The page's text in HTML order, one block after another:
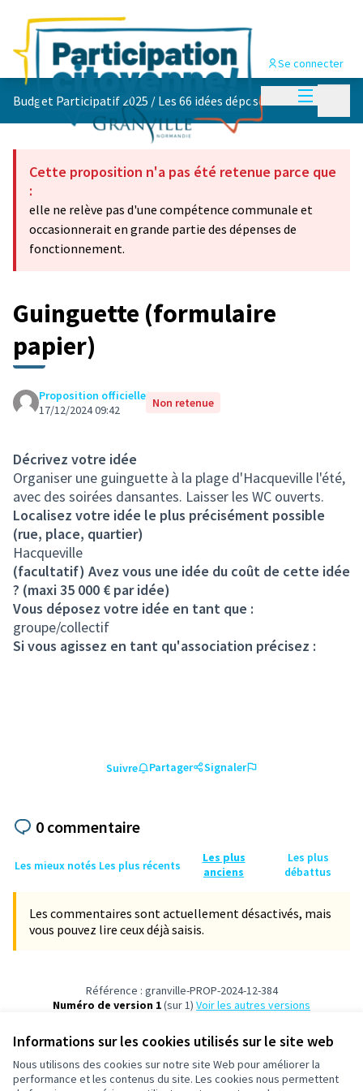
Informations sur les cookies utilisés sur le site web
Nous utilisons des cookies sur notre site Web pour améliorer la
performance et les contenus du site. Les cookies nous permettent
Menu
Se connecter
Budget Participatif 2025 / Les 66 idées déposées 💡
Cette proposition n'a pas été retenue parce que
:
elle ne relève pas d'une compétence communale et
occasionnerait en grande partie des dépenses de
fonctionnement.
Guinguette (formulaire
papier)
Proposition officielle
17/12/2024 09:42
Non retenue
Décrivez votre idée
Organiser une guinguette à la plage d'Hacqueville l'été,
avec des soirées dansantes. Laisser les WC ouverts.
Localisez votre idée le plus précisément possible
(rue, place, quartier)
Hacqueville
(facultatif) Avez vous une idée du coût de cette idée
? (maxi 35 000 € par idée)
Vous déposez votre idée en tant que :
groupe/collectif
Si vous agissez en tant qu'association précisez :
Suivre Partager Signaler
0 commentaire
Les mieux notés Les plus récents
Les plus
anciens
Les plus
débattus
Les commentaires sont actuellement désactivés, mais
vous pouvez lire ceux déjà saisis.
Référence : granville-PROP-2024-12-384
Numéro de version 1(sur 1)
voir les autres versions
Conditions d'utilisation
Paramètres des cookies